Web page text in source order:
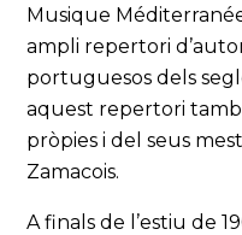
Musique
ampli repertori
portuguesos dels
aquest repertori
pròpies i del seus
Zamacois.
A finals de l’estiu de